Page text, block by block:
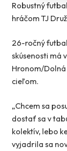
Robustný
hráčom TJ
26-ročný
skúsenosti má
Hronom/Dolná
cieľom.
„Chcem sa
dostať sa v
kolektív, lebo
vyjadrila sa